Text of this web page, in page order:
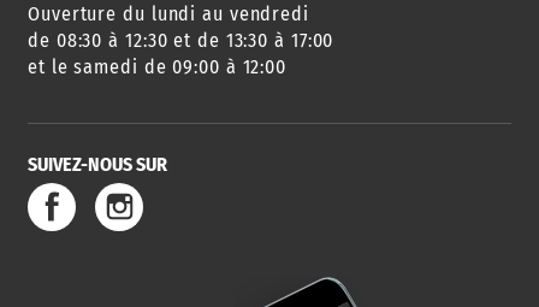
AGENDA
DES SORTIES
URBANISME
SERVICE
DE L'EAU
Ouverture du lundi au vendredi
de 08:30 à 12:30 et de 13:30 à 17:00
et le samedi de 09:00 à 12:00
SUIVEZ-NOUS SUR